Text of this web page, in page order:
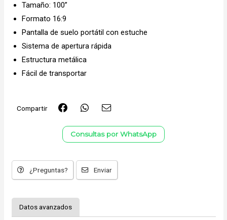
Tamaño: 100”
Formato 16:9
Pantalla de suelo portátil con estuche
Sistema de apertura rápida
Estructura metálica
Fácil de transportar
Compartir
Consultas por WhatsApp
¿Preguntas? Enviar
Datos avanzados